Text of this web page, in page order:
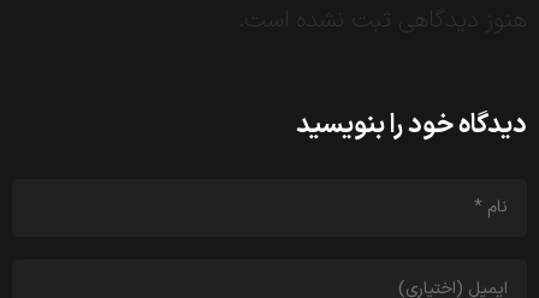
هنوز دیدگاهی ثبت نشده است.
دیدگاه خود را بنویسید